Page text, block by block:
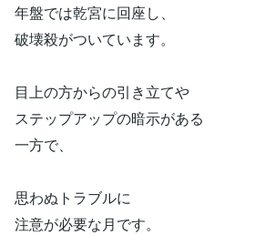
年盤では乾宮に回座し、
破壊殺がついています。
目上の方からの引き立てや
ステップアップの暗示がある
一方で、
思わぬトラブルに
注意が必要な月です。